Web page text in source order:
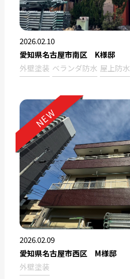
2026.02.10
愛知県名古屋市南区 K様邸
外壁塗装 ベランダ防水 屋上防水
2026.02.09
愛知県名古屋市西区 M様邸
外壁塗装
NEW